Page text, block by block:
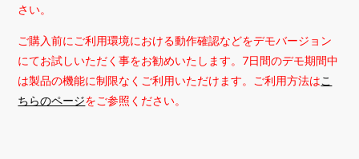
さい。
ご購入前にご利用環境における動作確認などをデモバージョン
にてお試しいただく事をお勧めいたします。7日間のデモ期間中
は製品の機能に制限なくご利用いただけます。ご利用方法はこ
ちらのページをご参照ください。